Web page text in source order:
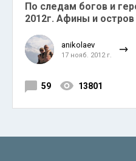
По следам богов и
2012г. Афины и
anikolaev
17 нояб. 2012 г.
59 13801